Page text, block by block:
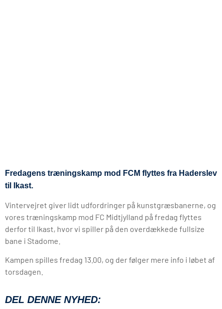
Fredagens træningskamp mod FCM flyttes fra Haderslev
til Ikast.
Vintervejret giver lidt udfordringer på kunstgræsbanerne, og
vores træningskamp mod FC Midtjylland på fredag flyttes
derfor til Ikast, hvor vi spiller på den overdækkede fullsize
bane i Stadome.
Kampen spilles fredag 13.00, og der følger mere info i løbet af
torsdagen.
DEL DENNE NYHED: